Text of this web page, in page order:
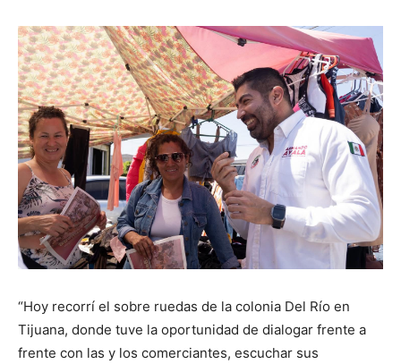
“Hoy recorrí el sobre ruedas de la colonia Del Río en
Tijuana, donde tuve la oportunidad de dialogar frente a
frente con las y los comerciantes, escuchar sus